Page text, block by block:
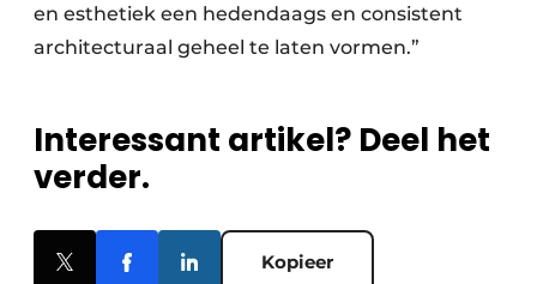
en esthetiek een hedendaags en consistent
architecturaal geheel te laten vormen.”
Interessant artikel? Deel het
verder.
Kopieer